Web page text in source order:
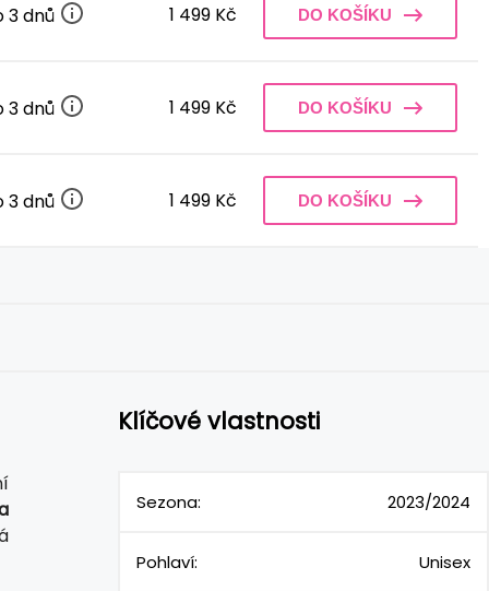
3 dnů 1 499 Kč DO KOŠÍKU
3 dnů 1 499 Kč DO KOŠÍKU
3 dnů 1 499 Kč DO KOŠÍKU
Klíčové vlastnosti
Sezona: 2023/2024
Pohlaví: Unisex